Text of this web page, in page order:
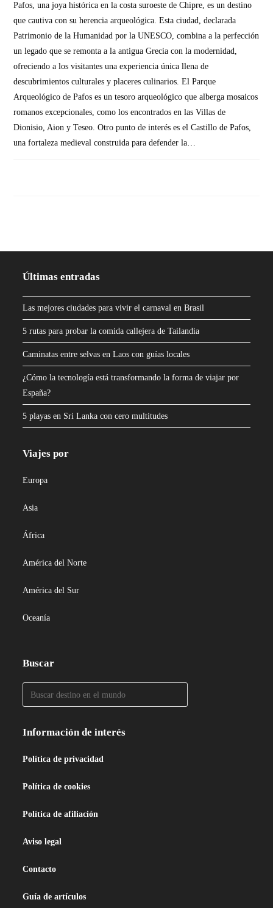
Pafos, una joya histórica en la costa suroeste de Chipre, es un destino
que cautiva con su herencia arqueológica. Esta ciudad, declarada
Patrimonio de la Humanidad por la UNESCO, combina a la perfección
un legado que se remonta a la antigua Grecia con la modernidad,
ofreciendo a los visitantes una experiencia única llena de
descubrimientos culturales y placeres culinarios. El Parque
Arqueológico de Pafos es un tesoro arqueológico que alberga mosaicos
romanos excepcionales, como los encontrados en las Villas de
Dionisio, Aion y Teseo. Otro punto de interés es el Castillo de Pafos,
una fortaleza medieval construida para defender la…
Últimas entradas
Las mejores ciudades para vivir el carnaval en Brasil
5 rutas para probar la comida callejera de Tailandia
Caminatas entre selvas en Laos con guías locales
¿Cómo la tecnología está transformando la forma de viajar por
España?
5 playas en Sri Lanka con cero multitudes
Viajes por
Europa
Asia
África
América del Norte
América del Sur
Oceanía
Buscar
Información de interés
Política de privacidad
Política de cookies
Política de afiliación
Aviso legal
Contacto
Guía de artículos